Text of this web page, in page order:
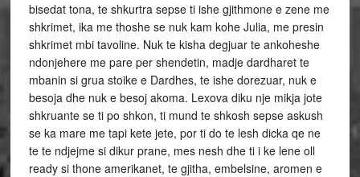
bisedat tona, te shkurtra sepse ti ishe gjithmone e zene me
shkrimet, ika me thoshe se nuk kam kohe Julia, me presin
shkrimet mbi tavoline. Nuk te kisha degjuar te ankoheshe
ndonjehere me pare per shendetin, madje dardharet te
mbanin si grua stoike e Dardhes, te ishe dorezuar, nuk e
besoja dhe nuk e besoj akoma. Lexova diku nje mikja jote
shkruante se ti po shkon, ti mund te shkosh sepse askush
se ka mare me tapi kete jete, por ti do te lesh dicka qe ne
te te ndjejme si dikur prane, mes nesh dhe ti i ke lene oll
ready si thone amerikanet, te gjitha, embelsine, aromen e